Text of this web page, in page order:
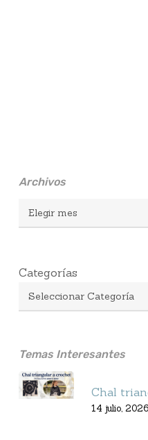
Archivos
Archivos
Categorías
Temas Interesantes
Chal
14 julio, 2026